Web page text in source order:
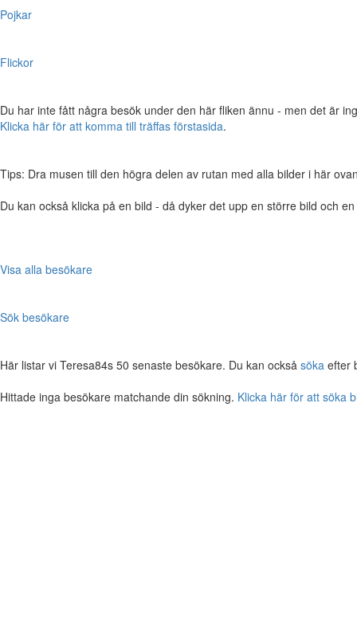
Pojkar
Flickor
Du har inte fått några besök under den här fliken ännu - men det är
Klicka här för att komma till träffas förstasida.
Tips: Dra musen till den högra delen av rutan med alla bilder i här
Du kan också klicka på en bild - då dyker det upp en större bild och
Visa alla besökare
Sök besökare
Här listar vi Teresa84s 50 senaste besökare. Du kan också söka efter
Hittade inga besökare matchande din sökning. Klicka här för att söka